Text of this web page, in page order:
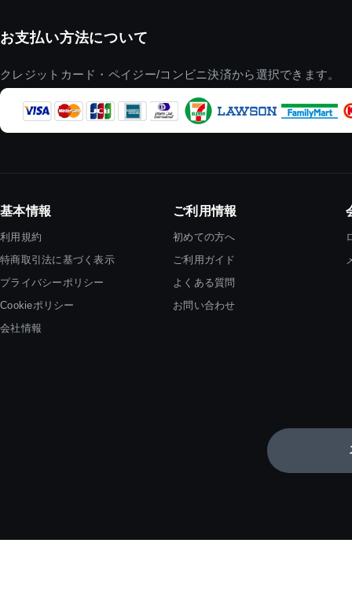
お支払い方法について
クレジットカード・ペイジー/コンビニ決済から選択できます。
基本情報
利用規約
特商取引法に基づく表示
プライバシーポリシー
Cookieポリシー
会社情報
ご利用情報
初めての方へ
ご利用ガイド
よくある質問
お問い合わせ